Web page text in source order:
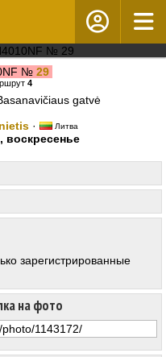
№ 29
4
gatvė
· Литва
воскресенье
на фото
зарегистрированные